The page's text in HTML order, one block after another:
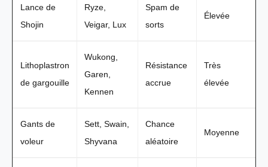
Lance de
Shojin
Ryze,
Veigar, Lux
Spam de
sorts
Élevée
Lithoplastron
de gargouille
Wukong,
Garen,
Kennen
Résistance
accrue
Très
élevée
Gants de
voleur
Sett, Swain,
Shyvana
Chance
aléatoire
Moyenne